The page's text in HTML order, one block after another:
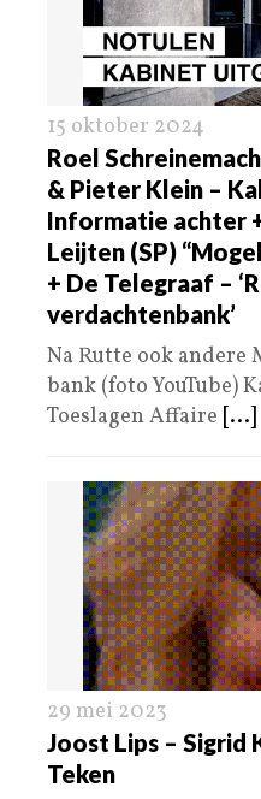
15 oktober 2024
Roel
& Pieter Klein –
Informatie achter
Leijten (SP)
+ De Telegraaf –
verdachtenbank’
Na Rutte ook
bank (foto YouTube)
Toeslagen Affaire [...]
29 mei 2023
Joost Lips – Sigrid
Teken